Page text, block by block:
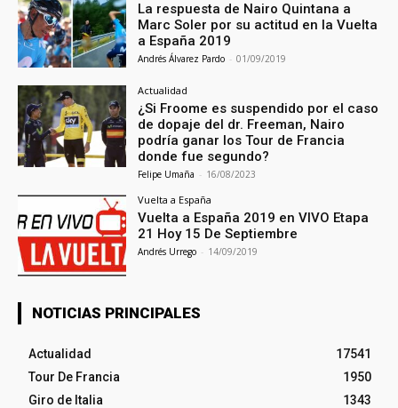
La respuesta de Nairo Quintana a
Marc Soler por su actitud en la Vuelta
a España 2019
Andrés Álvarez Pardo - 01/09/2019
Actualidad
¿Si Froome es suspendido por el caso
de dopaje del dr. Freeman, Nairo
podría ganar los Tour de Francia
donde fue segundo?
Felipe Umaña - 16/08/2023
Vuelta a España
Vuelta a España 2019 en VIVO Etapa
21 Hoy 15 De Septiembre
Andrés Urrego - 14/09/2019
NOTICIAS PRINCIPALES
Actualidad
17541
Tour De Francia
1950
Giro de Italia
1343